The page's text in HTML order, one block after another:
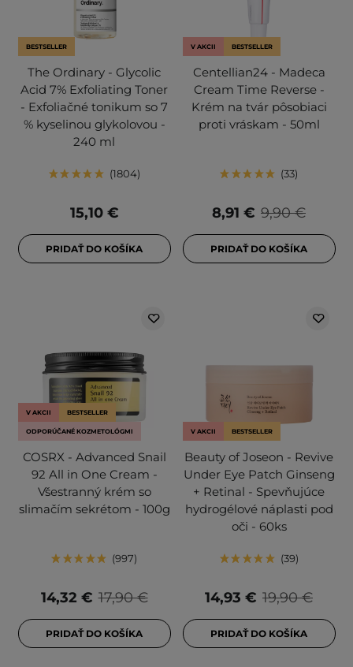
BESTSELLER
The Ordinary - Glycolic
Acid 7% Exfoliating Toner
- Exfoliačné tonikum so 7
% kyselinou glykolovou -
240 ml
1804
15,10 €
PRIDAŤ DO KOŠÍKA
V AKCII BESTSELLER
Centellian24 - Madeca
Cream Time Reverse -
Krém na tvár pôsobiaci
proti vráskam - 50ml
33
9,90 €
8,91 €
PRIDAŤ DO KOŠÍKA
V AKCII BESTSELLER
ODPORÚČANÉ KOZMETOLÓGMI
COSRX - Advanced Snail
92 All in One Cream -
Všestranný krém so
slimačím sekrétom - 100g
997
17,90 €
14,32 €
PRIDAŤ DO KOŠÍKA
V AKCII BESTSELLER
Beauty of Joseon - Revive
Under Eye Patch Ginseng
+ Retinal - Spevňujúce
hydrogélové náplasti pod
oči - 60ks
39
19,90 €
14,93 €
PRIDAŤ DO KOŠÍKA